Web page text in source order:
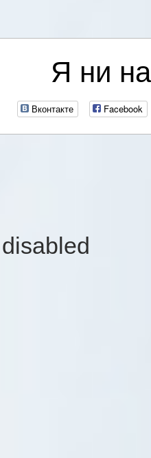
Я ни
Вконтакте Facebook